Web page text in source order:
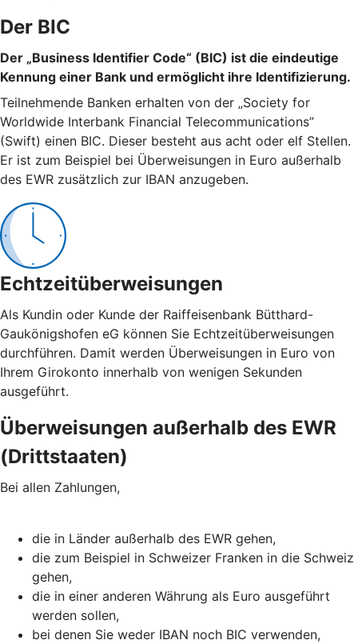
Der BIC
Der „Business Identifier Code“ (BIC) ist die eindeutige
Kennung einer Bank und ermöglicht ihre Identifizierung.
Teilnehmende Banken erhalten von der „Society for
Worldwide Interbank Financial Telecommunications”
(Swift) einen BIC. Dieser besteht aus acht oder elf Stellen.
Er ist zum Beispiel bei Überweisungen in Euro außerhalb
des EWR zusätzlich zur IBAN anzugeben.
Echtzeitüberweisungen
Als Kundin oder Kunde der Raiffeisenbank Bütthard-
Gaukönigshofen eG können Sie Echtzeitüberweisungen
durchführen. Damit werden Überweisungen in Euro von
Ihrem Girokonto innerhalb von wenigen Sekunden
ausgeführt.
Überweisungen außerhalb des EWR
(Drittstaaten)
Bei allen Zahlungen,
die in Länder außerhalb des EWR gehen,
die zum Beispiel in Schweizer Franken in die Schweiz
gehen,
die in einer anderen Währung als Euro ausgeführt
werden sollen,
bei denen Sie weder IBAN noch BIC verwenden,